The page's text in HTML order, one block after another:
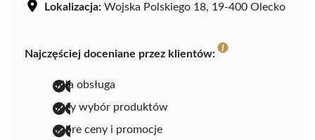
Lokalizacja: Wojska Polskiego 18, 19-400 Olecko
Najczęściej doceniane przez klientów:
miła obsługa
duży wybór produktów
dobre ceny i promocje